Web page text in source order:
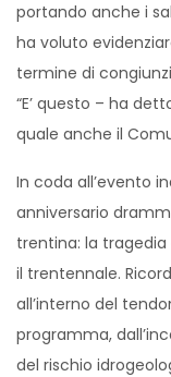
portando anche i
ha voluto
termine di
“E’ questo – ha
quale anche il
In coda all’evento
anniversario
trentina: la tragedia
il trentennale.
all’interno del
programma,
del rischio